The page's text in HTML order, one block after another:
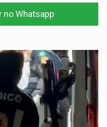
no Whatsapp